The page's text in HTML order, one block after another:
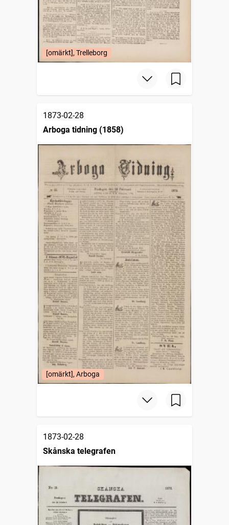
[omärkt], Trelleborg
1873-02-28
Arboga tidning (1858)
[omärkt], Arboga
1873-02-28
Skånska telegrafen